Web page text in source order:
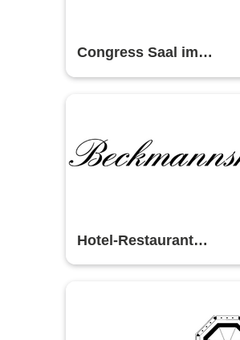
Congress Saal im
RuhrCongress Bochum
Hotel-Restaurant
Beckmannshof